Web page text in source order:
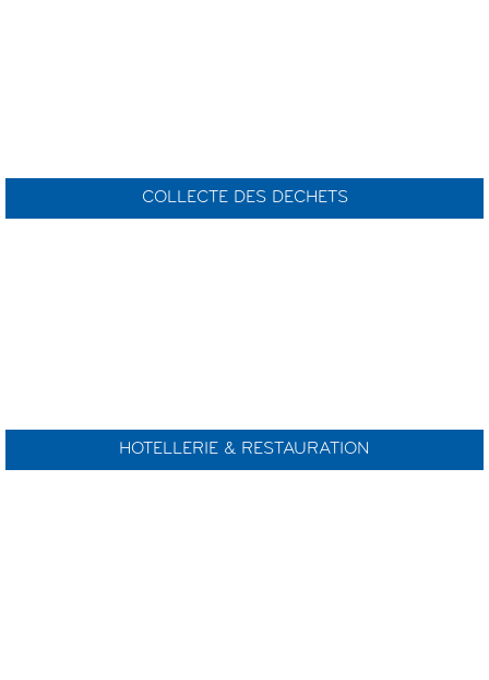
COLLECTE DES DECHETS
HOTELLERIE & RESTAURATION